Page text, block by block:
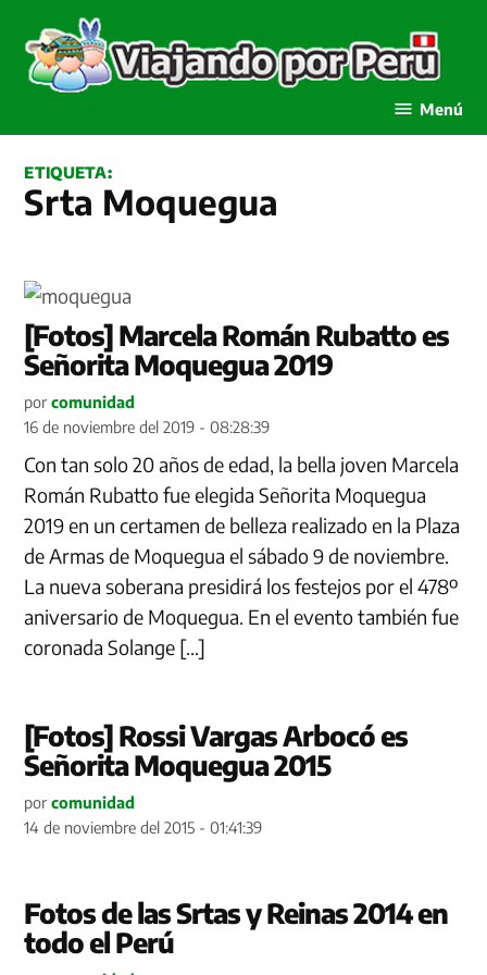
contenido
Menú
ETIQUETA:
Srta Moquegua
[Fotos] Marcela Román Rubatto es
Señorita Moquegua 2019
por comunidad
16 de noviembre del 2019 - 08:28:39
Con tan solo 20 años de edad, la bella joven Marcela
Román Rubatto fue elegida Señorita Moquegua
2019 en un certamen de belleza realizado en la Plaza
de Armas de Moquegua el sábado 9 de noviembre.
La nueva soberana presidirá los festejos por el 478º
aniversario de Moquegua. En el evento también fue
coronada Solange […]
[Fotos] Rossi Vargas Arbocó es
Señorita Moquegua 2015
por comunidad
14 de noviembre del 2015 - 01:41:39
Fotos de las Srtas y Reinas 2014 en
todo el Perú